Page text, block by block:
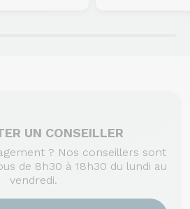
UN CONSEILLER
? Nos conseillers sont
de 8h30 à 18h30 du lundi au
vendredi.